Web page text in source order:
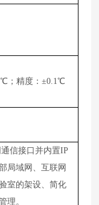
；精度：±0.1℃
信接口并内置IP
局域网、互联网
室的架设、简化
理。